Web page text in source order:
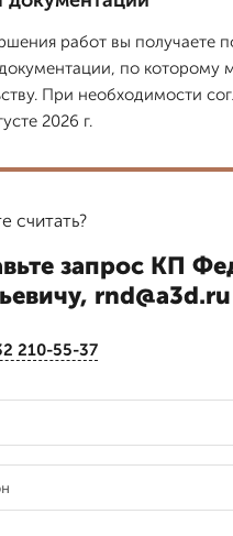
работ вы получаете
по которому
При необходимости
2026 г.
считать?
запрос КП
rnd@a3d.ru
210-55-37